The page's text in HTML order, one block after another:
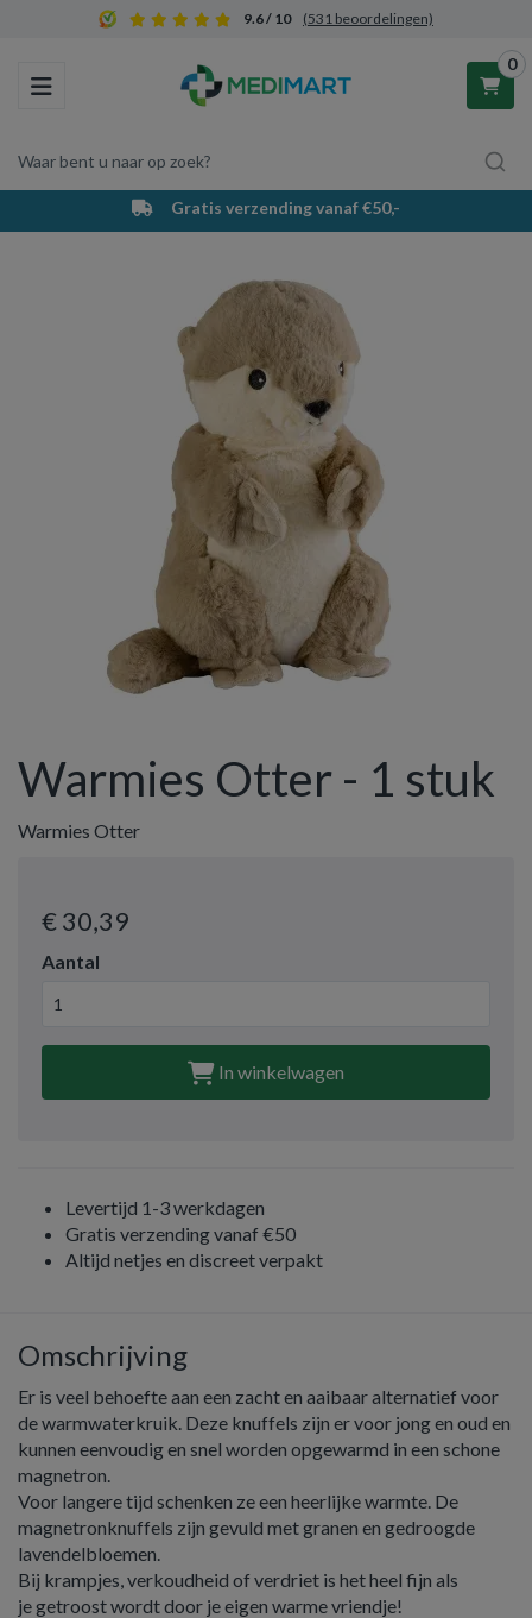
9.6 / 10 (531 beoordelingen)
Toggle navigation
Waar bent u naar op zoek?
0
Winkelwagen
Uw winkelwagen is leeg.
Vul hem met producten.
Gratis verzending vanaf €50,-
Warmies Otter - 1 stuk
Warmies Otter
€ 30,39
Aantal
In winkelwagen
Levertijd 1-3 werkdagen
Gratis verzending vanaf €50
Altijd netjes en discreet verpakt
Omschrijving
Er is veel behoefte aan een zacht en aaibaar alternatief voor
de warmwaterkruik. Deze knuffels zijn er voor jong en oud en
kunnen eenvoudig en snel worden opgewarmd in een schone
magnetron.
Voor langere tijd schenken ze een heerlijke warmte. De
magnetronknuffels zijn gevuld met granen en gedroogde
lavendelbloemen.
Bij krampjes, verkoudheid of verdriet is het heel fijn als
je getroost wordt door je eigen warme vriendje!